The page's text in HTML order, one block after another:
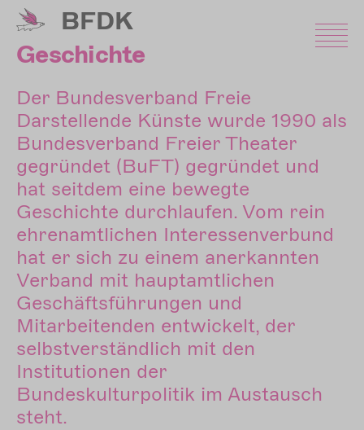
Direkt
zum
Inhalt
BFDK
Geschichte
Der Bundesverband Freie
Darstellende Künste wurde 1990 als
Bundesverband Freier Theater
gegründet (BuFT) gegründet und
hat seitdem eine bewegte
Geschichte durchlaufen. Vom rein
ehrenamtlichen Interessenverbund
hat er sich zu einem anerkannten
Verband mit hauptamtlichen
Geschäftsführungen und
Mitarbeitenden entwickelt, der
selbstverständlich mit den
Institutionen der
Bundeskulturpolitik im Austausch
steht.